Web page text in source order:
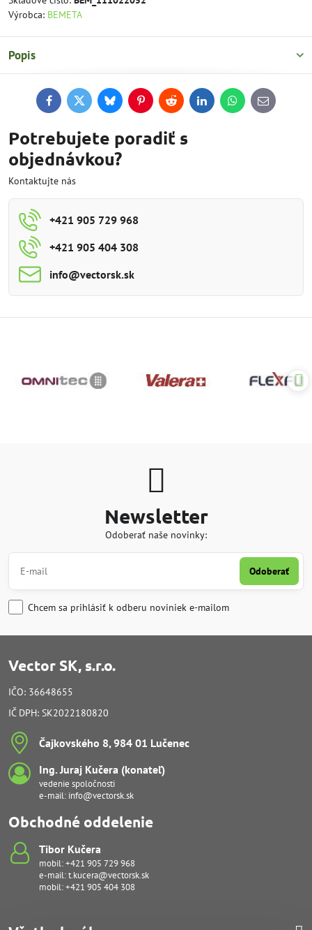
Výrobca: BEMETA
Popis
FacebookTwitterBlueskyPinterestReddit LinkedInWhatsApp
E-
mail
Potrebujete poradiť s
objednávkou?
Kontaktujte nás
+421 905 729 968
+421 905 404 308
info​@vectorsk​.sk
Newsletter
Odoberať naše novinky:
Odoberať
Chcem sa prihlásiť k odberu noviniek e-mailom
Vector SK, s.r.o.
IČO: 36648655
IČ DPH: SK2022180820
Čajkovského 8, 984 01 Lučenec
Ing​. Juraj Kučera (konateľ)
vedenie spoločnosti
e-mail: info@vectorsk.sk
Obchodné oddelenie
Tibor Kučera
mobil:+421 905 729 968
e-mail:t.kucera@vectorsk.sk
mobil:+421 905 404 308